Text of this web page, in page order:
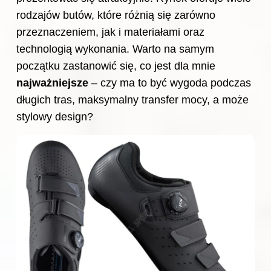
rodzajów butów, które różnią się zarówno
przeznaczeniem, jak i materiałami oraz
technologią wykonania. Warto na samym
początku zastanowić się, co jest dla mnie
najważniejsze – czy ma to być wygoda podczas
długich tras, maksymalny transfer mocy, a może
stylowy design?